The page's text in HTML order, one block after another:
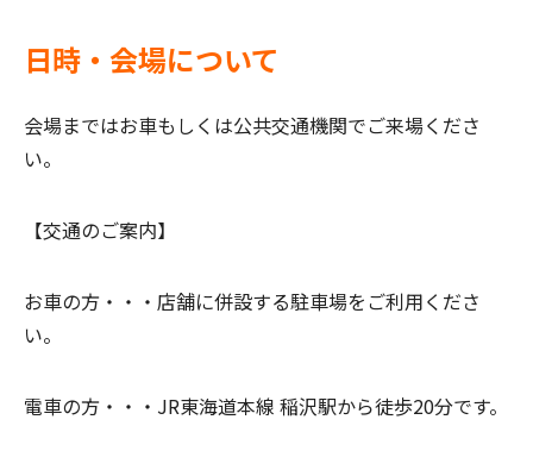
日時・会場について
会場まではお車もしくは公共交通機関でご来場くださ
い。
【交通のご案内】
お車の方・・・ 店舗に併設する駐車場をご利用くださ
い。
電車の方・・・ JR東海道本線 稲沢駅から徒歩20分です。